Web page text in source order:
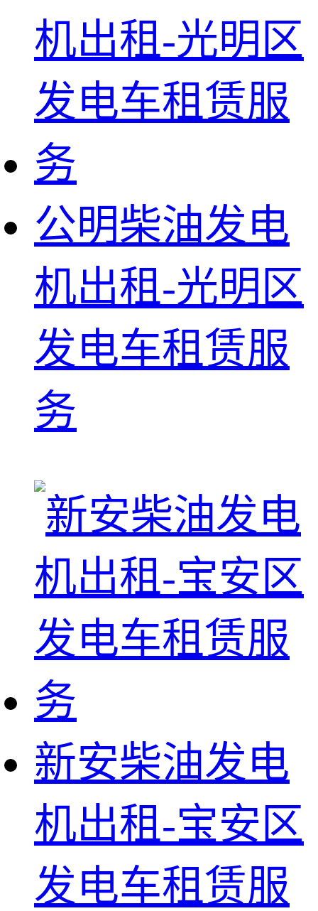
公明柴油发电
机出租-光明区
发电车租赁服
务
新安柴油发电
机出租-宝安区
发电车租赁服